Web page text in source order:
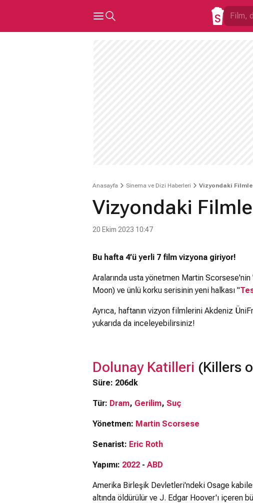
Anasayfa Sinema ve Dizi Haberleri Vizyondaki
Vizyondaki
20 Ekim 2023 10:47
Invalid
Bu hafta 4’ü yerli 7 film vizyona giriyor!
Aralarında usta yönetmen Martin Scorsese'nin
Moon) ve ünlü korku serisinin yeni halkası "
Ayrıca, haftanın vizyon filmlerini Akdeniz
yukarıda da inceleyebilirsiniz!
Dolunay Katilleri (Killers
Süre: 206dk
Tür: Dram, Gerilim, Suç
Yönetmen: Martin Scorsese
Senarist: Eric Roth
Yapımı: 2022 - ABD
Amerika Birleşik Devletleri'ndeki Osage
altında öldürülür ve J. Edgar Hoover'ı içeren